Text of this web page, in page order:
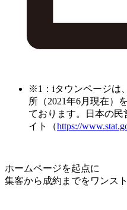
※1：iタウンページは
所（2021年6月現在）
ております。日本の民
イト（https://
ホームページを起点に
集客から成約までをワンス